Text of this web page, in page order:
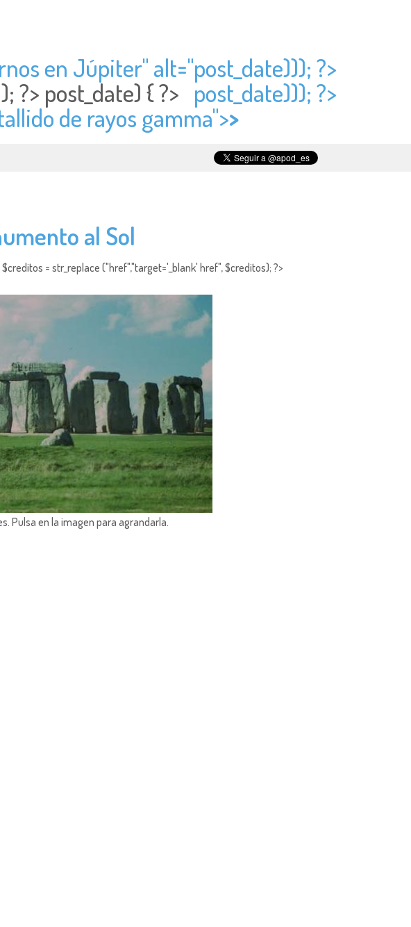
en Júpiter" alt="post_date))); ?>
?> post_date) { ?> post_date))); ?>
de rayos gamma">>
al Sol
= str_replace ("href","target='_blank' href", $creditos); ?>
Pulsa en la imagen para agrandarla.